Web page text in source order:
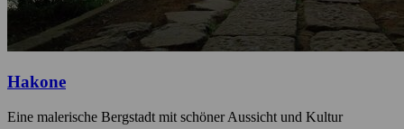
Hakone
Eine malerische Bergstadt mit schöner Aussicht und Kultur